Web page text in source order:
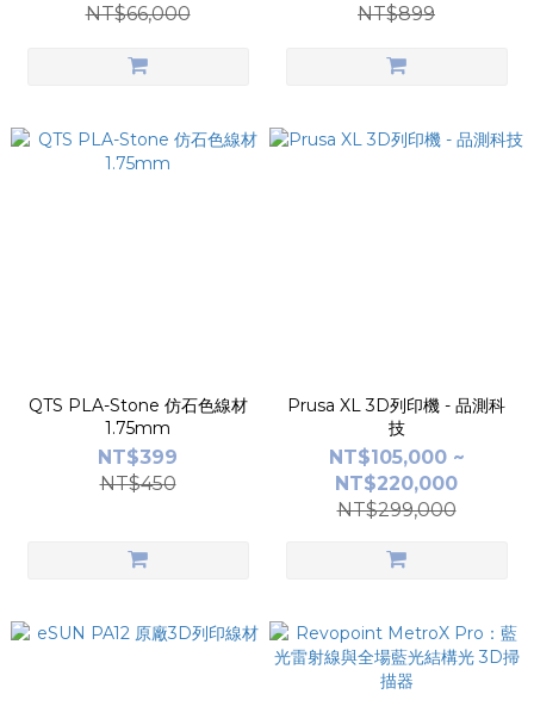
NT$66,000
NT$899
QTS PLA-Stone 仿石色線材
1.75mm
NT$399
NT$450
Prusa XL 3D列印機 - 品測科
技
NT$105,000 ~
NT$220,000
NT$299,000